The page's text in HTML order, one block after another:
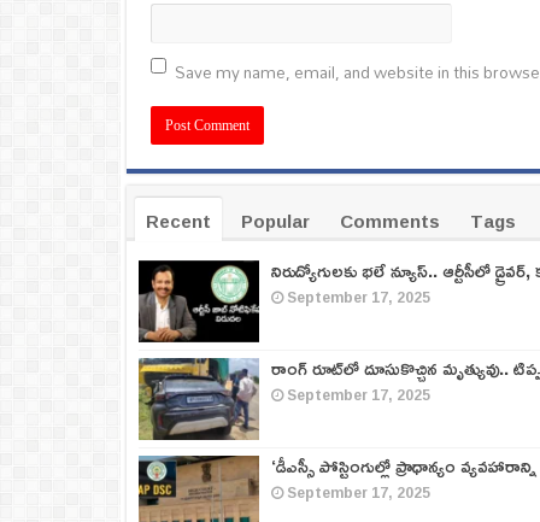
Save my name, email, and website in this
Recent Popular Comments
Tags
నిరుద్యోగులకు భలే న్యూస్.. ఆర్టీసీలో
September 17, 2025
రాంగ్ రూట్‌లో దూసుకొచ్చిన మృత్యువు..
September 17, 2025
‘డీఎస్సీ పోస్టింగుల్లో ప్రాధాన్యం
September 17, 2025